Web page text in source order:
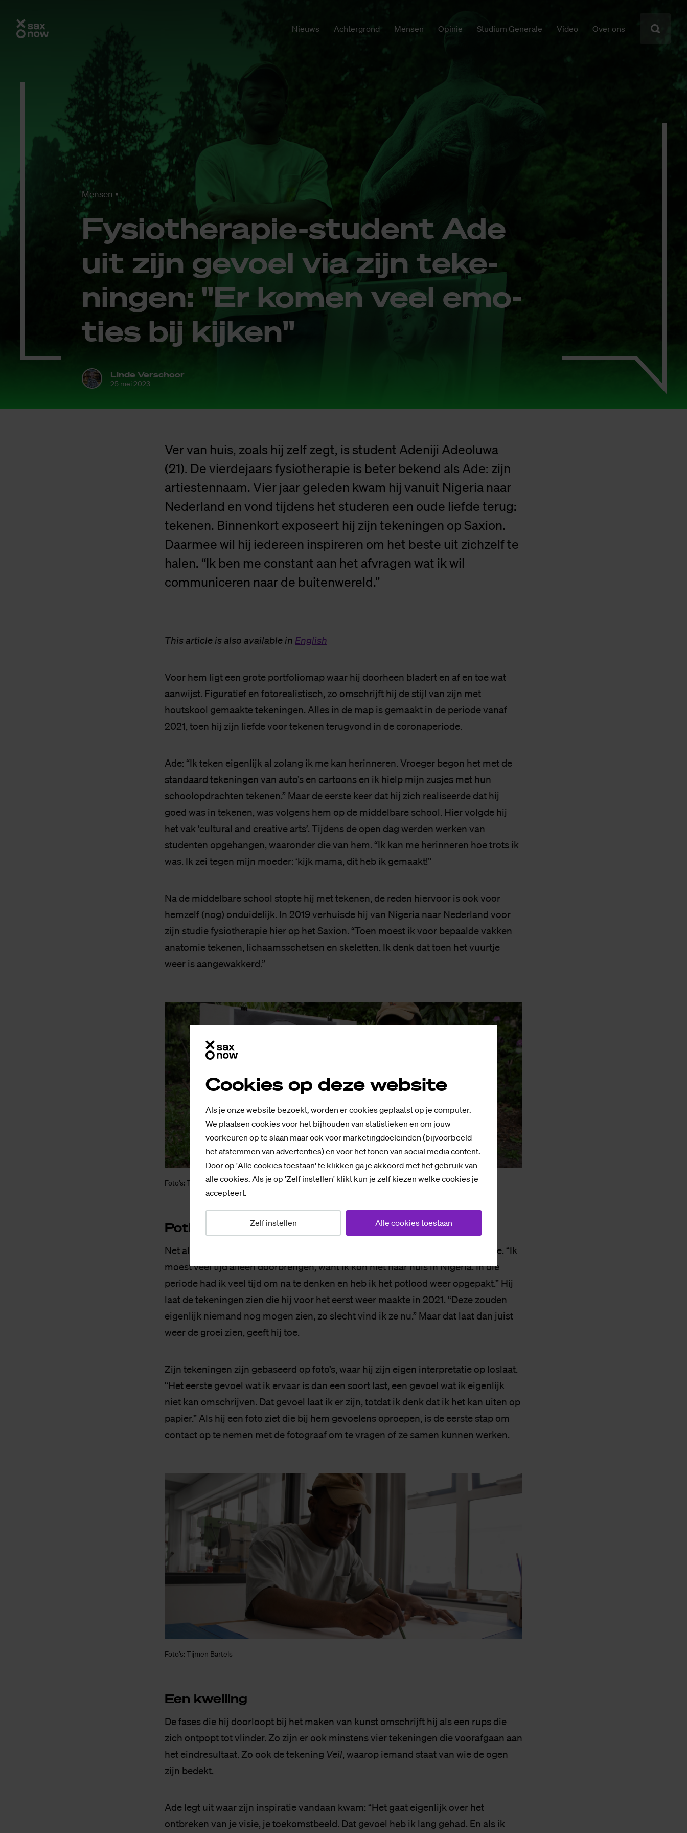
Cookies op deze website
Als je onze website bezoekt, worden er cookies geplaatst op je computer.
We plaatsen cookies voor het bijhouden van statistieken en om jouw
voorkeuren op te slaan maar ook voor marketingdoeleinden (bijvoorbeeld
het afstemmen van advertenties) en voor het tonen van social media content.
Door op 'Alle cookies toestaan' te klikken ga je akkoord met het gebruik van
alle cookies. Als je op 'Zelf instellen' klikt kun je zelf kiezen welke cookies je
accepteert.
Zelf instellen Alle cookies toestaan
Nieuws Achtergrond Mensen Opinie Studium Generale Video Over ons
Mensen
Fy­si­o­the­ra­pie-stu­dent Ade
uit zijn ge­voel via zijn te­ke­
nin­gen: "Er ko­men veel emo­
ties bij kij­ken"
Linde Verschoor
25 mei 2023
Ver van huis, zoals hij zelf zegt, is student Adeniji Adeoluwa
(21). De vierdejaars fysiotherapie is beter bekend als Ade: zijn
artiestennaam. Vier jaar geleden kwam hij vanuit Nigeria naar
Nederland en vond tijdens het studeren een oude liefde terug:
tekenen. Binnenkort exposeert hij zijn tekeningen op Saxion.
Daarmee wil hij iedereen inspireren om het beste uit zichzelf te
halen. “Ik ben me constant aan het afvragen wat ik wil
communiceren naar de buitenwereld.”
This article is also available in English
Voor hem ligt een grote portfoliomap waar hij doorheen bladert en af en toe wat
aanwijst. Figuratief en fotorealistisch, zo omschrijft hij de stijl van zijn met
houtskool gemaakte tekeningen. Alles in de map is gemaakt in de periode vanaf
2021, toen hij zijn liefde voor tekenen terugvond in de coronaperiode.
Ade: “Ik teken eigenlijk al zolang ik me kan herinneren. Vroeger begon het met de
standaard tekeningen van auto’s en cartoons en ik hielp mijn zusjes met hun
schoolopdrachten tekenen.” Maar de eerste keer dat hij zich realiseerde dat hij
goed was in tekenen, was volgens hem op de middelbare school. Hier volgde hij
het vak ‘cultural and creative arts’. Tijdens de open dag werden werken van
studenten opgehangen, waaronder die van hem. “Ik kan me herinneren hoe trots ik
was. Ik zei tegen mijn moeder: ‘kijk mama, dit heb ík gemaakt!”
Na de middelbare school stopte hij met tekenen, de reden hiervoor is ook voor
hemzelf (nog) onduidelijk. In 2019 verhuisde hij van Nigeria naar Nederland voor
zijn studie fysiotherapie hier op het Saxion. “Toen moest ik voor bepaalde vakken
anatomie tekenen, lichaamsschetsen en skeletten. Ik denk dat toen het vuurtje
weer is aangewakkerd.”
Foto's: Tijmen Bartels
Pot­lood te­rug in han­den
Net als voor veel andere studenten was corona een moeilijke periode voor Ade. “Ik
moest veel tijd alleen doorbrengen, want ik kon niet naar huis in Nigeria. In die
periode had ik veel tijd om na te denken en heb ik het potlood weer opgepakt.” Hij
laat de tekeningen zien die hij voor het eerst weer maakte in 2021. “Deze zouden
eigenlijk niemand nog mogen zien, zo slecht vind ik ze nu.” Maar dat laat dan juist
weer de groei zien, geeft hij toe.
Zijn tekeningen zijn gebaseerd op foto’s, waar hij zijn eigen interpretatie op loslaat.
“Het eerste gevoel wat ik ervaar is dan een soort last, een gevoel wat ik eigenlijk
niet kan omschrijven. Dat gevoel laat ik er zijn, totdat ik denk dat ik het kan uiten op
papier.” Als hij een foto ziet die bij hem gevoelens oproepen, is de eerste stap om
contact op te nemen met de fotograaf om te vragen of ze samen kunnen werken.
Foto's: Tijmen Bartels
Een kwel­ling
De fases die hij doorloopt bij het maken van kunst omschrijft hij als een rups die
zich ontpopt tot vlinder. Zo zijn er ook minstens vier tekeningen die voorafgaan aan
het eindresultaat. Zo ook de tekening Veil, waarop iemand staat van wie de ogen
zijn bedekt.
Ade legt uit waar zijn inspiratie vandaan kwam: “Het gaat eigenlijk over het
ontbreken van je visie, je toekomstbeeld. Dat gevoel heb ik lang gehad. En als ik